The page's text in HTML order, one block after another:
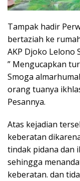
Tampak hadir
bertaziah ke
AKP Djoko Lelono
” Mengucapkan
Smoga
orang tuanya
Pesannya.
Atas kejadian
keberatan
tindak pidana dan
sehingga
keberatan. dan